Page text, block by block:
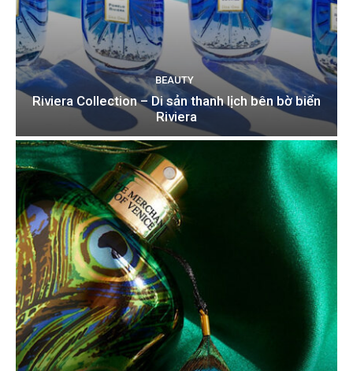
BEAUTY
Riviera Collection – Di sản thanh lịch bên bờ biển
Riviera